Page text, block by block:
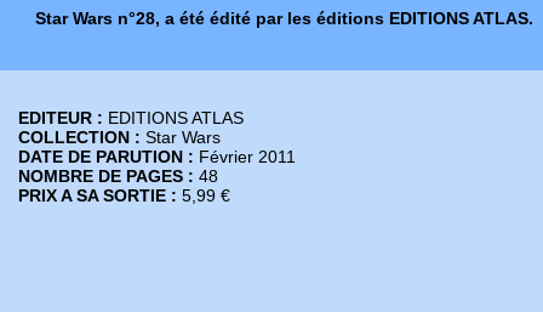
Star Wars n°28, a été édité par les éditions EDITIONS ATLAS.
EDITEUR : EDITIONS ATLAS
COLLECTION : Star Wars
DATE DE PARUTION : Février 2011
NOMBRE DE PAGES : 48
PRIX A SA SORTIE : 5,99 €